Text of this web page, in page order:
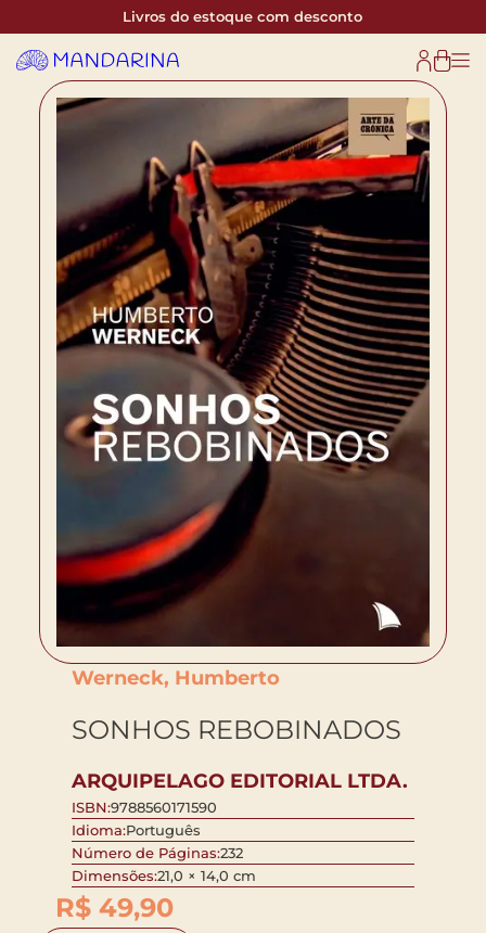
Livros do estoque com desconto
Werneck, Humberto
SONHOS REBOBINADOS
ARQUIPELAGO EDITORIAL LTDA.
ISBN:9788560171590
Idioma:Português
Número de Páginas:232
Dimensões:21,0 × 14,0 cm
R$ 49,90